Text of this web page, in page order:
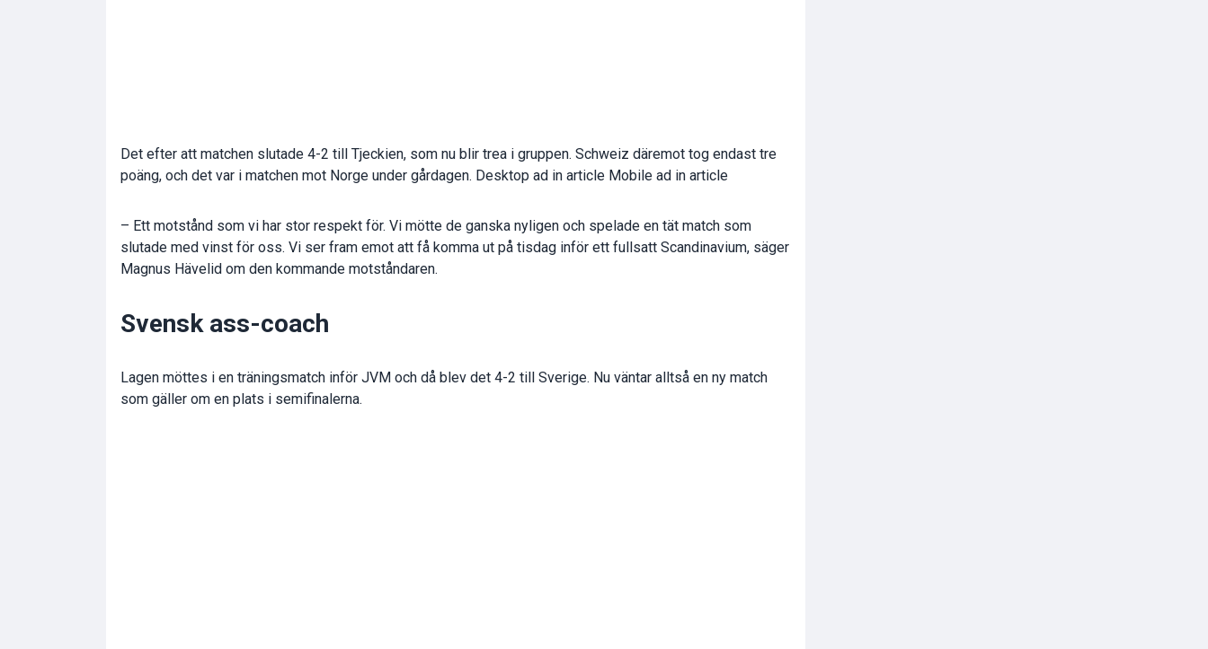
Det efter att matchen slutade 4-2 till Tjeckien, som nu blir trea i gruppen. Schweiz däremot tog endast tre
poäng, och det var i matchen mot Norge under gårdagen. Desktop ad in article Mobile ad in article
– Ett motstånd som vi har stor respekt för. Vi mötte de ganska nyligen och spelade en tät match som
slutade med vinst för oss. Vi ser fram emot att få komma ut på tisdag inför ett fullsatt Scandinavium, säger
Magnus Hävelid om den kommande motståndaren.
Svensk ass-coach
Lagen möttes i en träningsmatch inför JVM och då blev det 4-2 till Sverige. Nu väntar alltså en ny match
som gäller om en plats i semifinalerna.